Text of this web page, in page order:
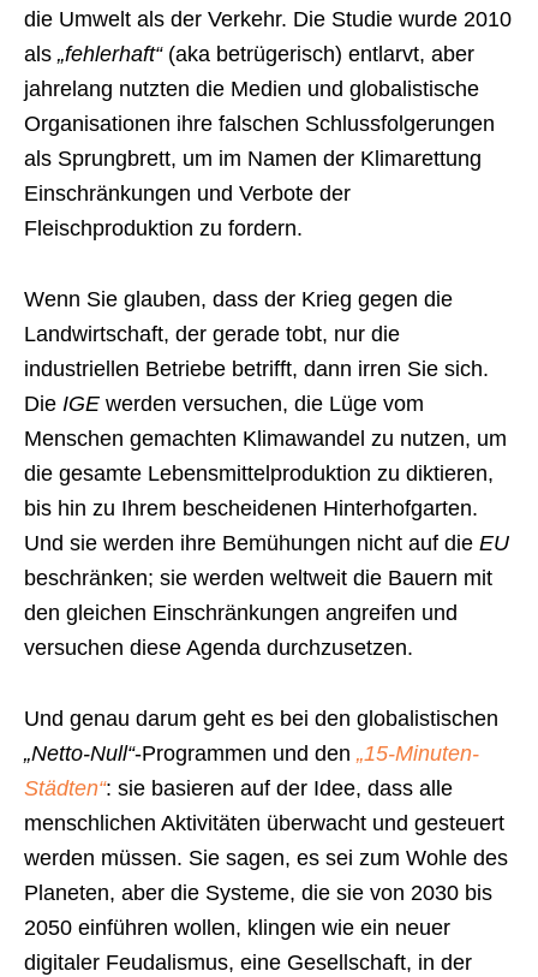
die Umwelt als der Verkehr. Die Studie wurde 2010
als „fehlerhaft“(aka betrügerisch) entlarvt, aber
jahrelang nutzten die Medien und globalistische
Organisationen ihre falschen Schlussfolgerungen
als Sprungbrett, um im Namen der Klimarettung
Einschränkungen und Verbote der
Fleischproduktion zu fordern.
Wenn Sie glauben, dass der Krieg gegen die
Landwirtschaft, der gerade tobt, nur die
industriellen Betriebe betrifft, dann irren Sie sich.
Die IGE werden versuchen, die Lüge vom
Menschen gemachten Klimawandel zu nutzen, um
die gesamte Lebensmittelproduktion zu diktieren,
bis hin zu Ihrem bescheidenen Hinterhofgarten.
Und sie werden ihre Bemühungen nicht auf die EU
beschränken; sie werden weltweit die Bauern mit
den gleichen Einschränkungen angreifen und
versuchen diese Agenda durchzusetzen.
Und genau darum geht es bei den globalistischen
„Netto-Null“-Programmen und den „15-Minuten-
Städten“: sie basieren auf der Idee, dass alle
menschlichen Aktivitäten überwacht und gesteuert
werden müssen. Sie sagen, es sei zum Wohle des
Planeten, aber die Systeme, die sie von 2030 bis
2050 einführen wollen, klingen wie ein neuer
digitaler Feudalismus, eine Gesellschaft, in der